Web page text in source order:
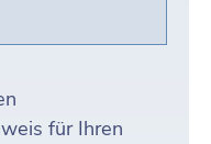
für Ihren